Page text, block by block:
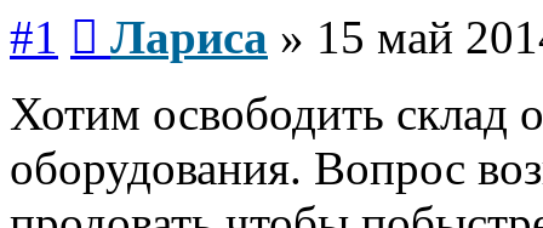
#1 Лариса » 15 май
Хотим освободить склад
оборудования. Вопрос